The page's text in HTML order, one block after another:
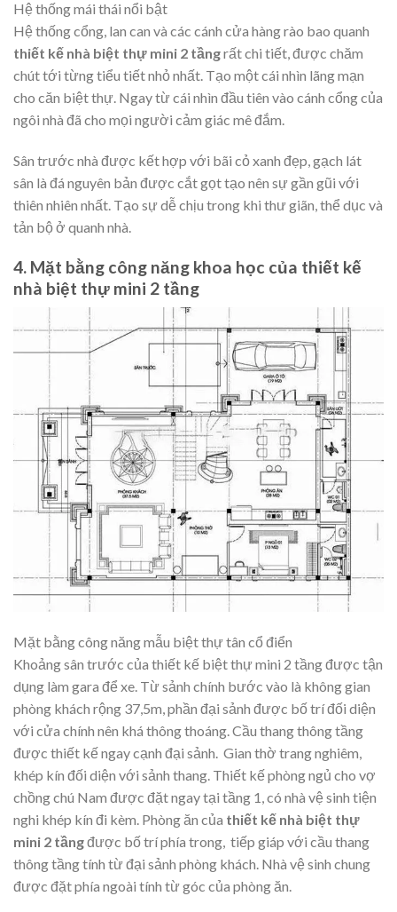
Hệ thống mái thái nổi bật
Hệ thống cổng, lan can và các cánh cửa hàng rào bao quanh
thiết kế nhà biệt thự mini 2 tầngrất chi tiết, được chăm
chút tới từng tiểu tiết nhỏ nhất. Tạo một cái nhìn lãng mạn
cho căn biệt thự. Ngay từ cái nhìn đầu tiên vào cánh cổng của
ngôi nhà đã cho mọi người cảm giác mê đắm.
Sân trước nhà được kết hợp với bãi cỏ xanh đẹp, gạch lát
sân là đá nguyên bản được cắt gọt tạo nên sự gần gũi với
thiên nhiên nhất. Tạo sự dễ chịu trong khi thư giãn, thể dục và
tản bộ ở quanh nhà.
4. Mặt bằng công năng khoa học của thiết kế
nhà biệt thự mini 2 tầng
Mặt bằng công năng mẫu biệt thự tân cổ điển
Khoảng sân trước của thiết kế biệt thự mini 2 tầng được tận
dụng làm gara để xe. Từ sảnh chính bước vào là không gian
phòng khách rộng 37,5m, phần đại sảnh được bố trí đối diện
với cửa chính nên khá thông thoáng. Cầu thang thông tầng
được thiết kế ngay cạnh đại sảnh. Gian thờ trang nghiêm,
khép kín đối diện với sảnh thang. Thiết kế phòng ngủ cho vợ
chồng chú Nam được đặt ngay tại tầng 1, có nhà vệ sinh tiện
nghi khép kín đi kèm. Phòng ăn của thiết kế nhà biệt thự
mini 2 tầngđược bố trí phía trong, tiếp giáp với cầu thang
thông tầng tính từ đại sảnh phòng khách. Nhà vệ sinh chung
được đặt phía ngoài tính từ góc của phòng ăn.